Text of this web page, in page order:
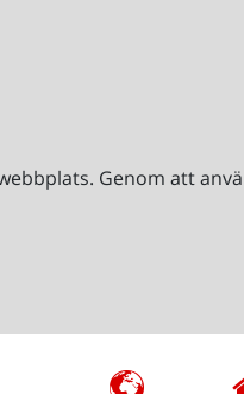
Genom att